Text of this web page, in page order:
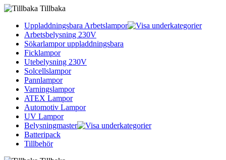
Tillbaka
Uppladdningsbara Arbetslampor
Arbetsbelysning 230V
Sökarlampor uppladdningsbara
Ficklampor
Utebelysning 230V
Solcellslampor
Pannlampor
Varningslampor
ATEX Lampor
Automotiv Lampor
UV Lampor
Belysningmaster
Batteripack
Tillbehör